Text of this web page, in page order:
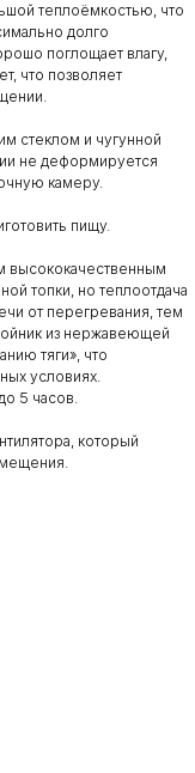
теплоёмкостью, что
долго
поглощает влагу,
что позволяет
стеклом и чугунной
не деформируется
камеру.
пищу.
высококачественным
топки, но теплоотдача
от перегревания, тем
из нержавеющей
тяги», что
условиях.
5 часов.
который